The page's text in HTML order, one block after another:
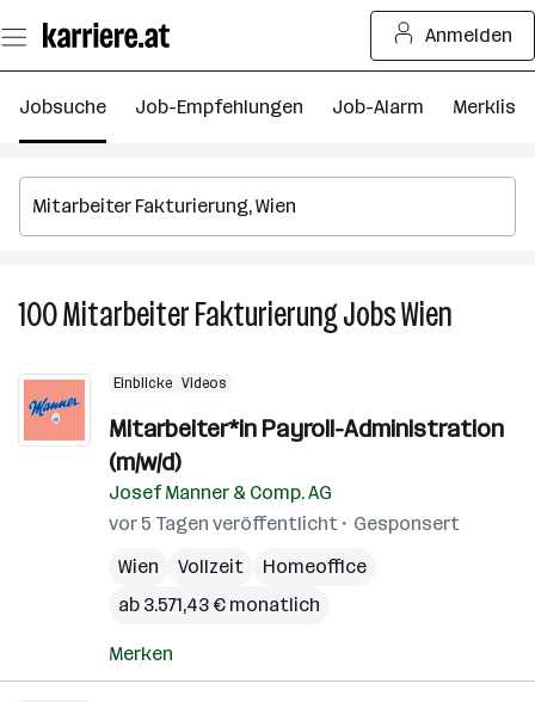
Seiteninhalt
springen
Anmelden
Jobsuche Job-Empfehlungen Job-Alarm Merkliste
100Mitarbeiter FakturierungJobsWien
in
Einblicke Videos
Mitarbeiter*in Payroll-Administration
(m/w/d)
Josef Manner & Comp. AG
vor 5 Tagen veröffentlicht
Gesponsert
Wien
Vollzeit
Homeoffice
ab 3.571,43 € monatlich
Merken